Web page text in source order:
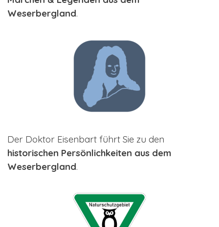
Weserbergland.
Der Doktor Eisenbart führt Sie zu den
historischen Persönlichkeiten aus dem
Weserbergland.